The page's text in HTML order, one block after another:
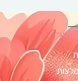
מהיר